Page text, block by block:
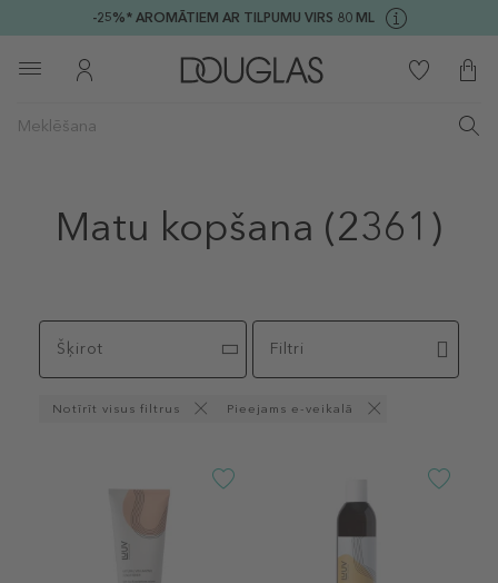
-25%* AROMĀTIEM AR TILPUMU VIRS 80 ML
Matu kopšana (2361)
Šķirot Filtri
Notīrīt visus filtrus Pieejams e-veikalā